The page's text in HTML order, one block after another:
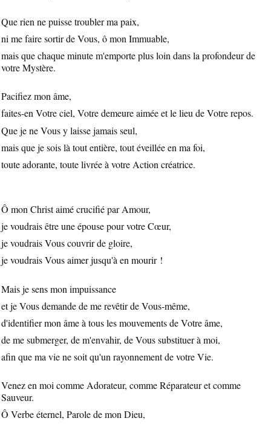
Que rien ne puisse troubler ma paix,
ni me faire sortir de Vous, ô mon Immuable,
mais que chaque minute m'emporte plus loin dans la profondeur de
votre Mystère.
Pacifiez mon âme,
faites-en Votre ciel, Votre demeure aimée et le lieu de Votre repos.
Que je ne Vous y laisse jamais seul,
mais que je sois là tout entière, tout éveillée en ma foi,
toute adorante, toute livrée à votre Action créatrice.
Ô mon Christ aimé crucifié par Amour,
je voudrais être une épouse pour votre Cœur,
je voudrais Vous couvrir de gloire,
je voudrais Vous aimer jusqu'à en mourir !
Mais je sens mon impuissance
et je Vous demande de me revêtir de Vous-même,
d'identifier mon âme à tous les mouvements de Votre âme,
de me submerger, de m'envahir, de Vous substituer à moi,
afin que ma vie ne soit qu'un rayonnement de votre Vie.
Venez en moi comme Adorateur, comme Réparateur et comme
Sauveur.
Ô Verbe éternel, Parole de mon Dieu,